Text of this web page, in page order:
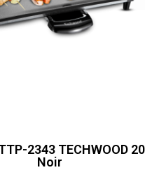
2343 TECHWOOD
Noir